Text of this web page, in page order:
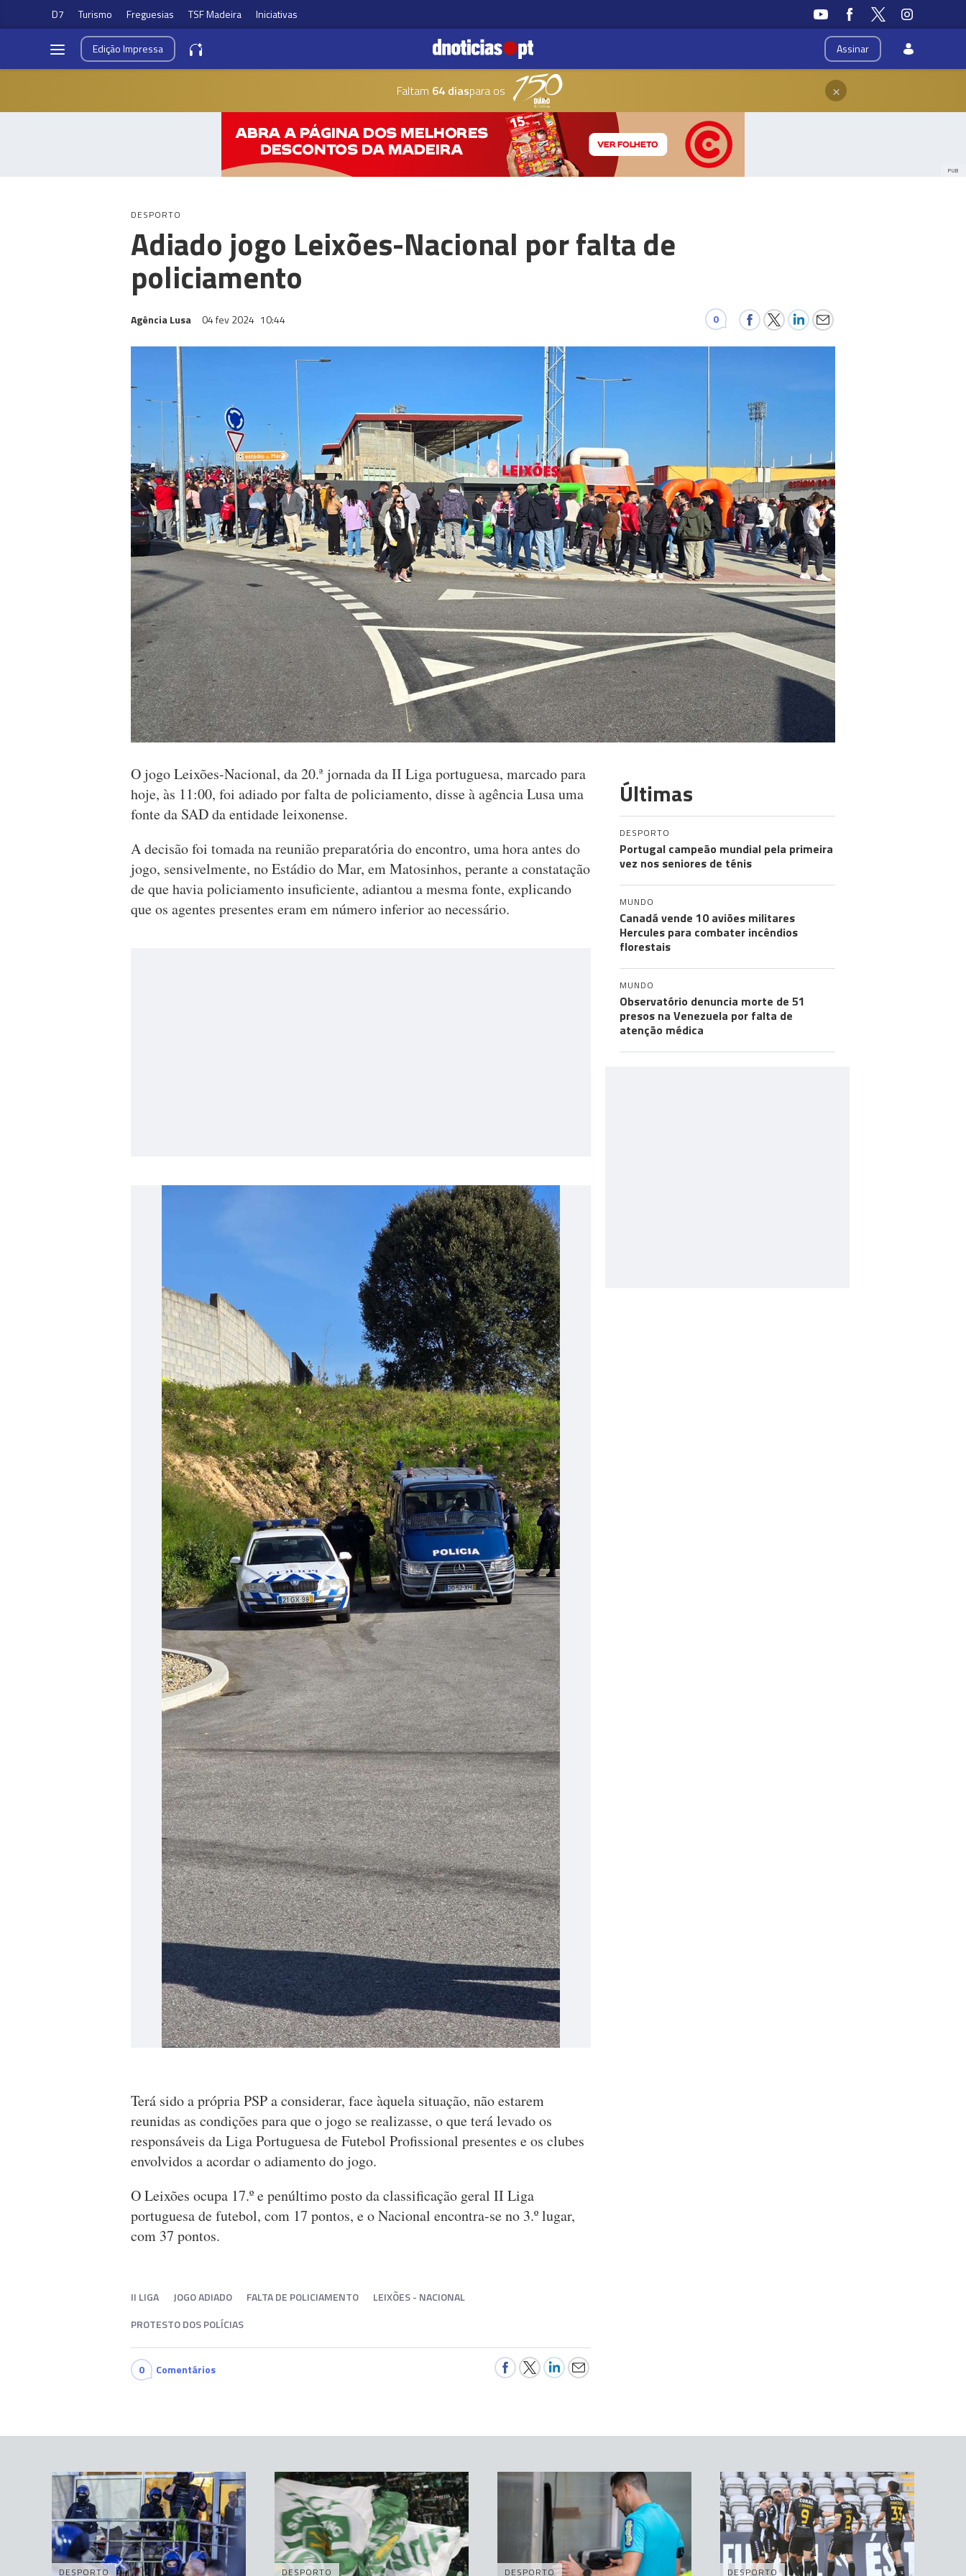
D7 Turismo Freguesias TSF Madeira Iniciativas
Assinar
EdiçãoImpressa
Faltam 64 diaspara os ×
PUB
DESPORTO
Adiado jogo Leixões-Nacional por falta de
policiamento
Agência Lusa 04 fev 2024 10:44 0
O jogo Leixões-Nacional, da 20.ª jornada da II Liga portuguesa, marcado para
hoje, às 11:00, foi adiado por falta de policiamento, disse à agência Lusa uma
fonte da SAD da entidade leixonense.
A decisão foi tomada na reunião preparatória do encontro, uma hora antes do
jogo, sensivelmente, no Estádio do Mar, em Matosinhos, perante a constatação
de que havia policiamento insuficiente, adiantou a mesma fonte, explicando
que os agentes presentes eram em número inferior ao necessário.
Terá sido a própria PSP a considerar, face àquela situação, não estarem
reunidas as condições para que o jogo se realizasse, o que terá levado os
responsáveis da Liga Portuguesa de Futebol Profissional presentes e os clubes
envolvidos a acordar o adiamento do jogo.
O Leixões ocupa 17.º e penúltimo posto da classificação geral II Liga
portuguesa de futebol, com 17 pontos, e o Nacional encontra-se no 3.º lugar,
com 37 pontos.
II LIGA JOGO ADIADO FALTA DE POLICIAMENTO
LEIXÕES - NACIONAL
PROTESTO DOS POLÍCIAS
0 Comentários
Últimas
DESPORTO
Portugal campeão mundial pela primeira
vez nos seniores de ténis
MUNDO
Canadá vende 10 aviões militares
Hercules para combater incêndios
florestais
MUNDO
Observatório denuncia morte de 51
presos na Venezuela por falta de
atenção médica
DESPORTO DESPORTO DESPORTO DESPORTO